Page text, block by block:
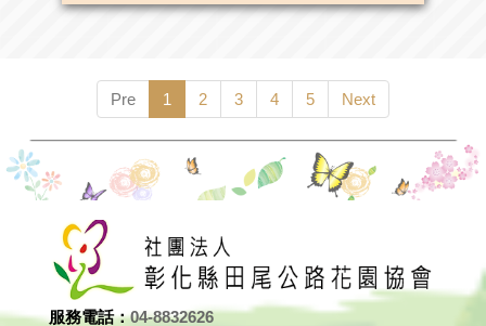
Pre 1 2 3 4 5 Next
服務電話：04-8832626